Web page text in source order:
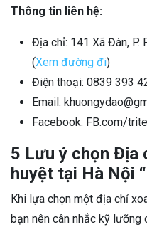
Thông tin liên hệ:
Địa chỉ: 141 Xã Đàn, P.
(Xem đường đi)
Điện thoại: 0839 393
Email:
Facebook: FB.com/
5 Lưu ý chọn Địa
huyệt tại Hà Nội
Khi lựa chọn một địa chỉ
bạn nên cân nhắc kỹ